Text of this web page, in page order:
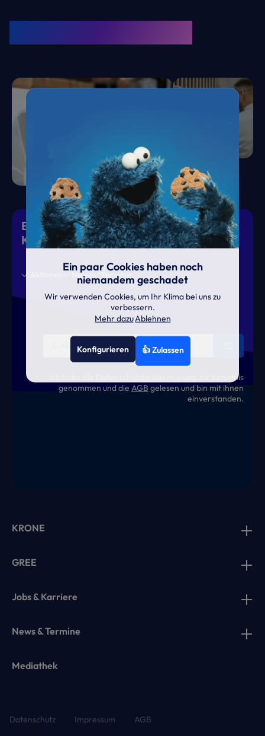
Eiskalte Deals & heiße News für gutes
Klima
News Termine
zur Kenntnis
genommen und die AGB gelesen und bin mit ihnen
einverstanden.
KRONE
GREE
Jobs & Karriere
News & Termine
Mediathek
Datenschutz Impressum AGB
Ein paar Cookies haben noch
niemandem geschadet
Wir verwenden Cookies, um Ihr Klima bei uns zu
verbessern.
Mehr dazuAblehnen
Konfigurieren 👍 Zulassen